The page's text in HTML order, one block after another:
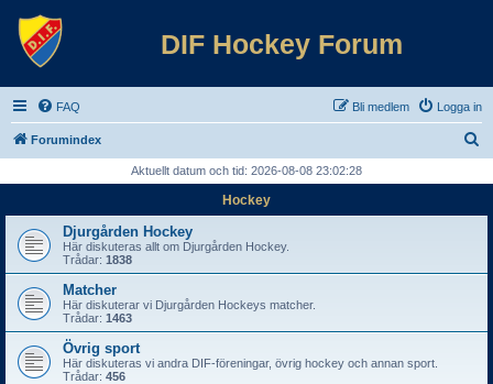
DIF Hockey Forum
FAQ Logga in
Bli medlem
Forumindex
Aktuellt datum och tid: 2026-08-08 23:02:28
Hockey
Djurgården Hockey
Här diskuteras allt om Djurgården Hockey.
Trådar: 1838
Matcher
Här diskuterar vi Djurgården Hockeys matcher.
Trådar: 1463
Övrig sport
Här diskuteras vi andra DIF-föreningar, övrig hockey och annan sport.
Trådar: 456